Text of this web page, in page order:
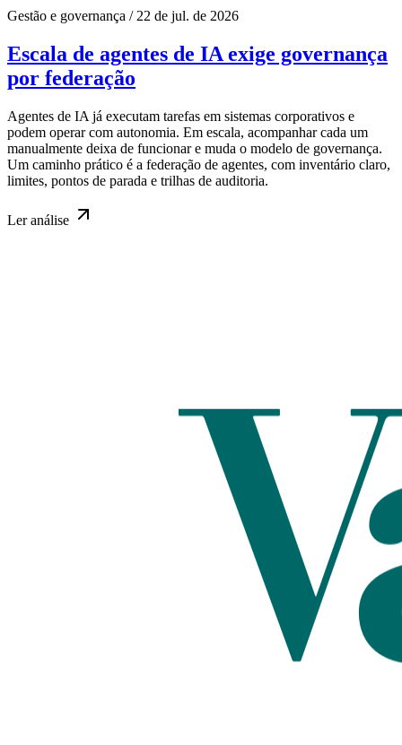
Gestão e governança / 22 de jul. de 2026
Escala de agentes de IA exige governança
por federação
Agentes de IA já executam tarefas em sistemas corporativos e
podem operar com autonomia. Em escala, acompanhar cada um
manualmente deixa de funcionar e muda o modelo de governança.
Um caminho prático é a federação de agentes, com inventário claro,
limites, pontos de parada e trilhas de auditoria.
Leranálise